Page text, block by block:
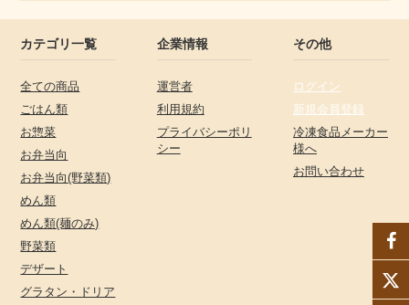
カテゴリ一覧
全ての商品
ごはん類
お惣菜
お弁当向
お弁当向(野菜類)
めん類
めん類(麺のみ)
野菜類
デザート
グラタン・ドリア
企業情報
運営者
利用規約
プライバシーポリ
シー
その他
ログイン
新規会員登録
冷凍食品メーカー
様へ
お問い合わせ